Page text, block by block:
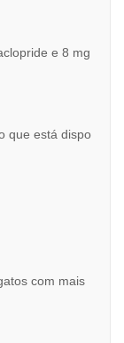
e 8 mg
que está dispo
com mais